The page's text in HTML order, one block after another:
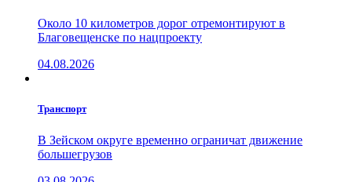
Около 10 километров дорог отремонтируют в
Благовещенске по нацпроекту
04.08.2026
Транспорт
В Зейском округе временно ограничат движение
большегрузов